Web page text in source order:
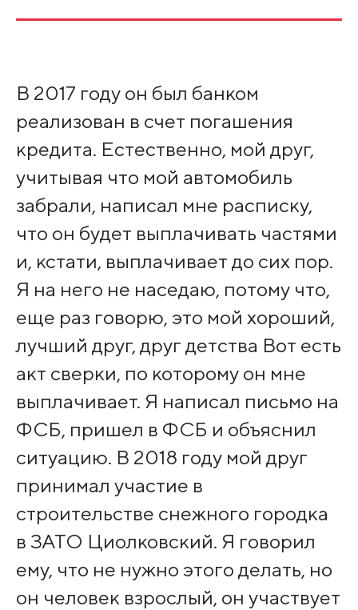
В 2017 году он был банком
реализован в счет погашения
кредита. Естественно, мой друг,
учитывая что мой автомобиль
забрали, написал мне расписку,
что он будет выплачивать частями
и, кстати, выплачивает до сих пор.
Я на него не наседаю, потому что,
еще раз говорю, это мой хороший,
лучший друг, друг детства Вот есть
акт сверки, по которому он мне
выплачивает. Я написал письмо на
ФСБ, пришел в ФСБ и объяснил
ситуацию. В 2018 году мой друг
принимал участие в
строительстве снежного городка
в ЗАТО Циолковский. Я говорил
ему, что не нужно этого делать, но
он человек взрослый, он участвует